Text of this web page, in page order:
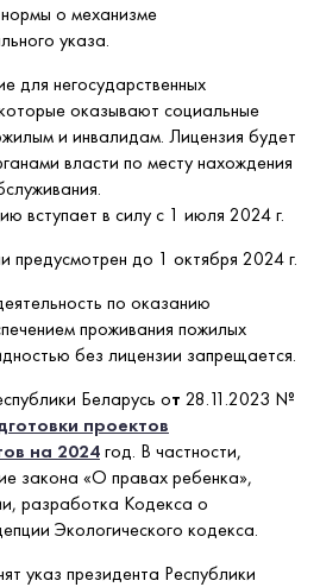
о механизме
указа.
для негосударственных
оказывают социальные
и инвалидам. Лицензия будет
власти по месту нахождения
вступает в силу с 1 июля 2024 г.
предусмотрен до 1 октября 2024 г.
по оказанию
проживания пожилых
без лицензии запрещается.
Беларусь от 28.11.2023 №
проектов
на 2024год. В частности,
закона «О правах ребенка»,
разработка Кодекса о
Экологического кодекса.
указ президента Республики